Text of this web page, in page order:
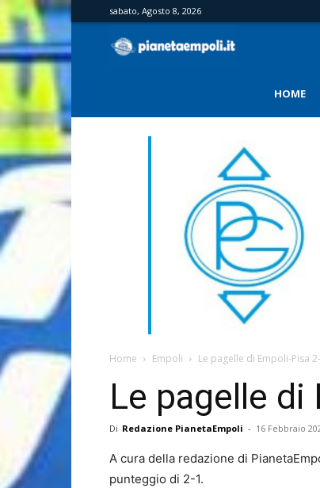
sabato, Agosto 8, 2026
HOME
Home Empoli Le pagelle di Empoli-Pisa
Le pagelle di
Di Redazione PianetaEmpoli - 16 Febbraio
A cura della redazione di
punteggio di 2-1.